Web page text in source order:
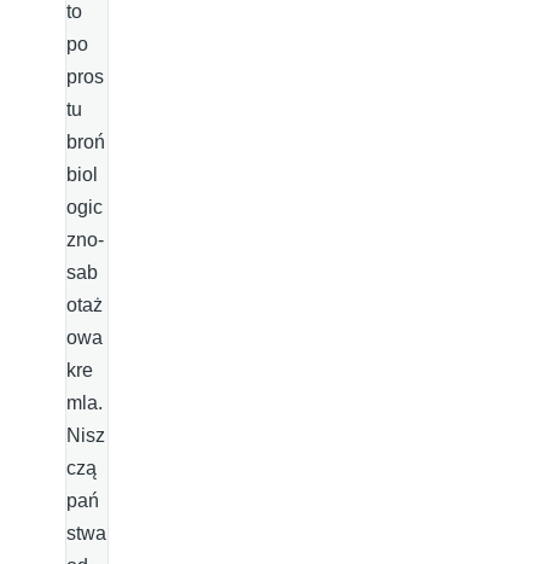
to
po
pros
tu
broń
biol
ogic
zno-
sab
otaż
owa
kre
mla.
Nisz
czą
pań
stwa